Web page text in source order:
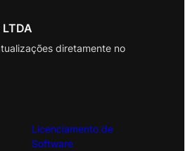
LTDA
diretamente no
Licenciamento de
Software